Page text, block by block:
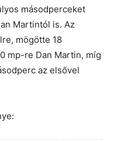
másodperceket
Martintól is. Az
mögötte 18
mp-re Dan Martin, míg
az elsővel